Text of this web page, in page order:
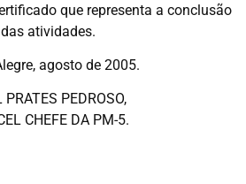
que representa a conclusão
das atividades.
agosto de 2005.
PRATES PEDROSO,
CHEFE DA PM-5.